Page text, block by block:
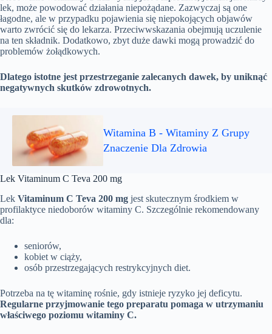
lek, może powodować działania niepożądane. Zazwyczaj są one
łagodne, ale w przypadku pojawienia się niepokojących objawów
warto zwrócić się do lekarza. Przeciwwskazania obejmują uczulenie
na ten składnik. Dodatkowo, zbyt duże dawki mogą prowadzić do
problemów żołądkowych.
Dlatego istotne jest przestrzeganie zalecanych dawek, by uniknąć
negatywnych skutków zdrowotnych.
Witamina B - Witaminy Z Grupy
Znaczenie Dla Zdrowia
Lek Vitaminum C Teva 200 mg
Lek Vitaminum C Teva 200 mg jest skutecznym środkiem w
profilaktyce niedoborów witaminy C. Szczególnie rekomendowany
dla:
seniorów,
kobiet w ciąży,
osób przestrzegających restrykcyjnych diet.
Potrzeba na tę witaminę rośnie, gdy istnieje ryzyko jej deficytu.
Regularne przyjmowanie tego preparatu pomaga w utrzymaniu
właściwego poziomu witaminy C.